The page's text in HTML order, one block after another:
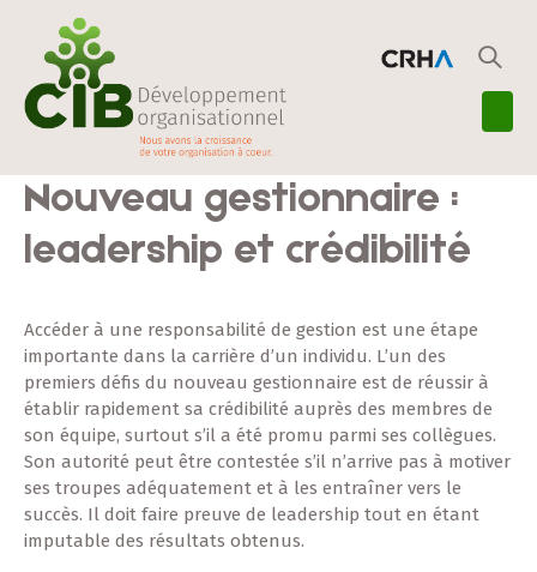
Nouveau gestionnaire :
leadership et crédibilité
Accéder à une responsabilité de gestion est une étape
importante dans la carrière d’un individu. L’un des
premiers défis du nouveau gestionnaire est de réussir à
établir rapidement sa crédibilité auprès des membres de
son équipe, surtout s’il a été promu parmi ses collègues.
Son autorité peut être contestée s’il n’arrive pas à motiver
ses troupes adéquatement et à les entraîner vers le
succès. Il doit faire preuve de leadership tout en étant
imputable des résultats obtenus.